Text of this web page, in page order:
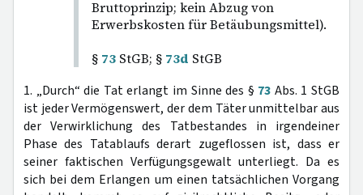
Bruttoprinzip; kein Abzug von
Erwerbskosten für Betäubungsmittel).
§ 73 StGB; § 73d StGB
1. „Durch“ die Tat erlangt im Sinne des § 73 Abs. 1 StGB
ist jeder Vermögenswert, der dem Täter unmittelbar aus
der Verwirklichung des Tatbestandes in irgendeiner
Phase des Tatablaufs derart zugeflossen ist, dass er
seiner faktischen Verfügungsgewalt unterliegt. Da es
sich bei dem Erlangen um einen tatsächlichen Vorgang